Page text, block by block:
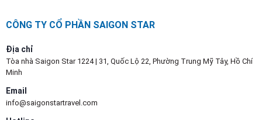
CÔNG TY CỔ PHẦN SAIGON STAR
Địa chỉ
Tòa nhà Saigon Star 1224 | 31, Quốc Lộ 22, Phường Trung Mỹ Tây, Hồ Chí
Minh
Email
info@saigonstartravel.com